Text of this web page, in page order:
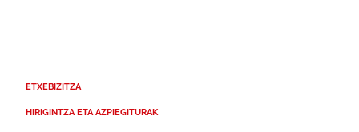
ETXEBIZITZA
HIRIGINTZA ETA AZPIEGITURAK